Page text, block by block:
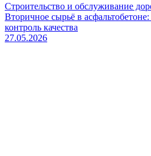
Строительство и обслуживание
Вторичное сырьё в
контроль качества
27.05.2026